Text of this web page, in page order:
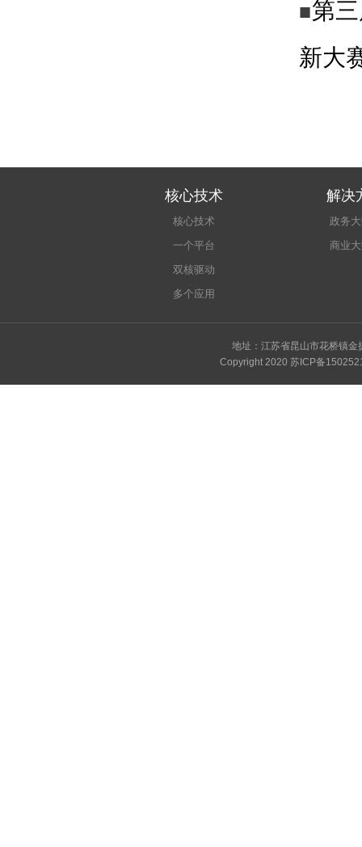
■第
新大
核心技术
核心技术
一个平台
双核驱动
多个应用
解决
政务
商业
地址：江苏省昆山市花桥镇
Copyright 2020 苏ICP备